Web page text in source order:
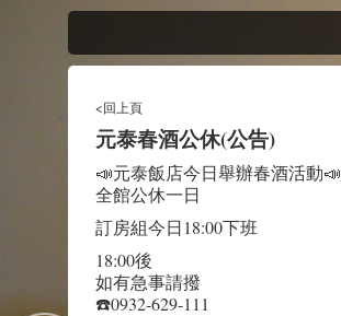
<回上頁
元泰春酒公休(公告)
📣元泰飯店今日舉辦春酒活動📣
全館公休一日
訂房組今日18:00下班
18:00後
如有急事請撥
☎️0932-629-111